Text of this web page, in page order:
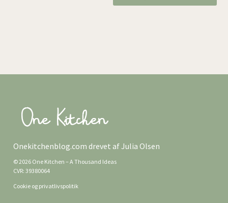
Onekitchenblog.com drevet af Julia Olsen
© 2026 One Kitchen – A Thousand Ideas
CVR: 39380064
Cookie og privatlivspolitik